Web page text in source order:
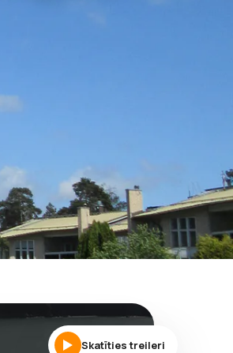
Skatīties treileri